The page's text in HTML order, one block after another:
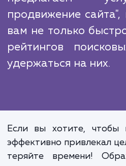
Поиск в
которым
занимал
результатах
и то, чтобы это